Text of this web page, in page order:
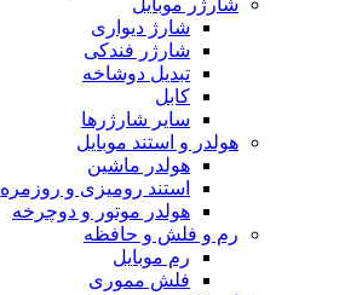
شارژر موبایل
شارژ دیواری
شارژر فندکی
تبدیل دوشاخه
کابل
سایر شارژرها
هولدر و استند موبایل
هولدر ماشین
استند رومیزی و روزمره
هولدر موتور و دوچرخه
رم و فلش و حافظه
رم موبایل
فلش مموری